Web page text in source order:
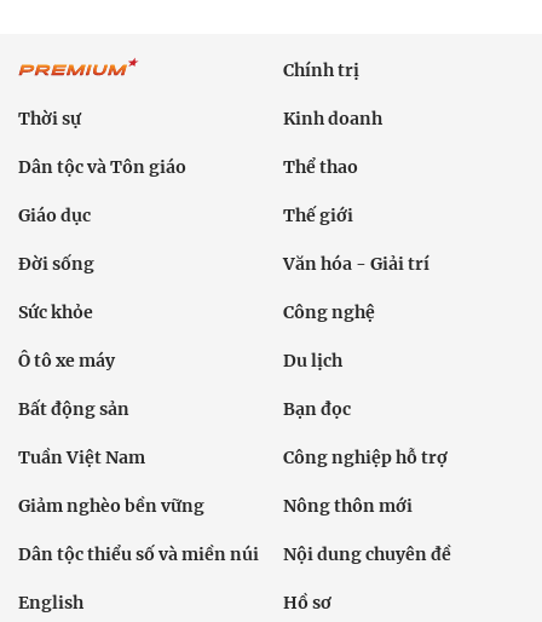
Chính trị
Thời sự Kinh doanh
Dân tộc và Tôn giáo Thể thao
Giáo dục Thế giới
Đời sống Văn hóa - Giải trí
Sức khỏe Công nghệ
Ô tô xe máy Du lịch
Bất động sản Bạn đọc
Tuần Việt Nam Công nghiệp hỗ trợ
Giảm nghèo bền vững Nông thôn mới
Dân tộc thiểu số và miền núi Nội dung chuyên đề
English Hồ sơ